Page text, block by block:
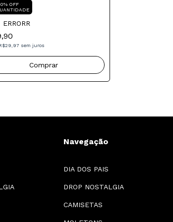
OFF
sem juros
Navegação
DIA DOS PAIS
DROP NOSTALGIA
CAMISETAS